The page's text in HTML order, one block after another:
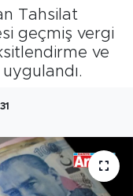
Tahsilat
geçmiş vergi
ve